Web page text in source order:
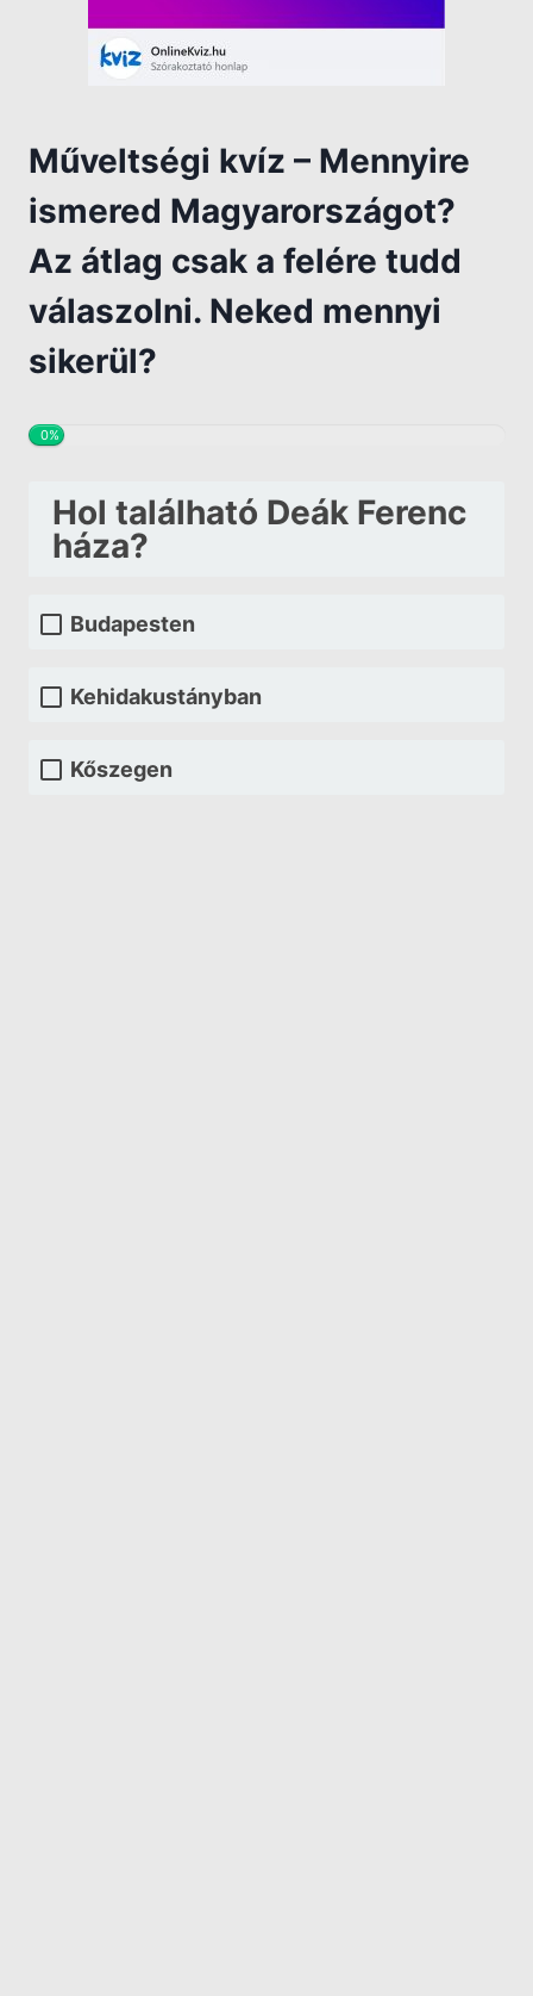
Műveltségi kvíz – Mennyire
ismered Magyarországot?
Az átlag csak a felére tudd
válaszolni. Neked mennyi
sikerül?
0%
Hol található Deák Ferenc
háza?
Budapesten
Kehidakustányban
Kőszegen